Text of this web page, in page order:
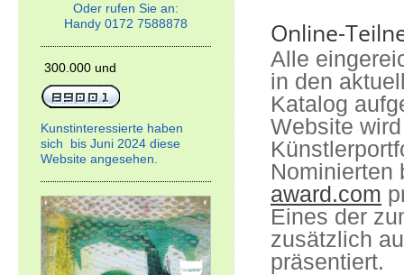
Online-
Alle
in den
Katalog
Website
Nominierten
award.com
Eines der
zusätzlich
präsentiert.
Oder rufen Sie an:
Handy 0172 7588878
300.000 und
Kunstinteressierte haben
sich bis Juni 2024 diese
Website angesehen.